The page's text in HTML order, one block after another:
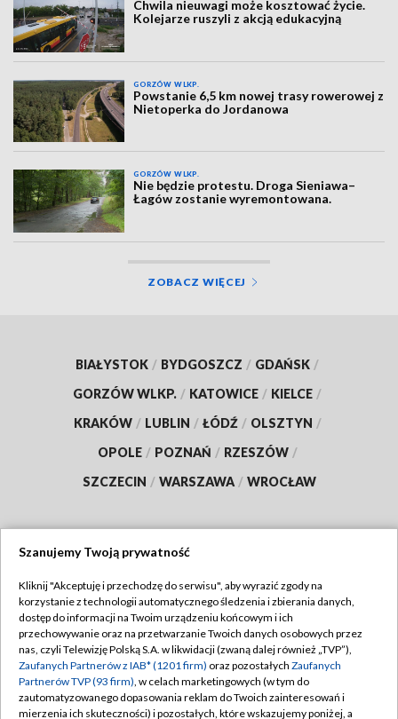
Chwila nieuwagi może kosztować życie.
Kolejarze ruszyli z akcją edukacyjną
GORZÓW WLKP.
Powstanie 6,5 km nowej trasy rowerowej z
Nietoperka do Jordanowa
GORZÓW WLKP.
Nie będzie protestu. Droga Sieniawa–
Łagów zostanie wyremontowana.
ZOBACZ WIĘCEJ
BIAŁYSTOK / BYDGOSZCZ / GDAŃSK /
GORZÓW WLKP. / KATOWICE / KIELCE /
KRAKÓW / LUBLIN / ŁÓDŹ / OLSZTYN /
OPOLE / POZNAŃ / RZESZÓW /
SZCZECIN / WARSZAWA / WROCŁAW
TVP
Abonament TVP
Emisja w TVP
Centrum informacji TVP
Regulamin TVP
Polityka prywatności
Moje zgody
Szanujemy Twoją prywatność
Kliknij "Akceptuję i przechodzę do serwisu", aby wyrazić zgody na
korzystanie z technologii automatycznego śledzenia i zbierania danych,
dostęp do informacji na Twoim urządzeniu końcowym i ich
przechowywanie oraz na przetwarzanie Twoich danych osobowych przez
nas, czyli Telewizję Polską S.A. w likwidacji (zwaną dalej również „TVP”),
Zaufanych Partnerów z IAB* (1201 firm) oraz pozostałych Zaufanych
Partnerów TVP (93 firm), w celach marketingowych (w tym do
zautomatyzowanego dopasowania reklam do Twoich zainteresowań i
mierzenia ich skuteczności) i pozostałych, które wskazujemy poniżej, a